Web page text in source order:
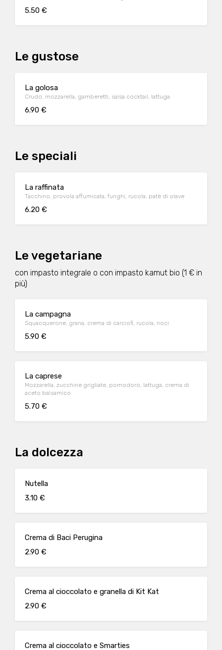
5.50 €
Le gustose
La golosa
Crudo, mozzarella, gamberetti, salsa cocktail, lattuga
6.90 €
Le speciali
La raffinata
Tacchino, provola affumicata, funghi, rucola, patè di olave
6.20 €
Le vegetariane
con impasto integrale o con impasto kamut bio (1 € in
più)
La campagna
Squacquerone, grana, crema di carciofi, rucola, noci
5.90 €
La caprese
Mozzarella, zucchine grigliate, pomodoro, lattuga, crema di
aceto balsamico
5.70 €
La dolcezza
Nutella
3.10 €
Crema di Baci Perugina
2.90 €
Crema al cioccolato e granella di Kit Kat
2.90 €
Crema al cioccolato e Smarties